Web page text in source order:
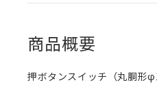
商品概要
押ボタンスイッチ（丸胴形